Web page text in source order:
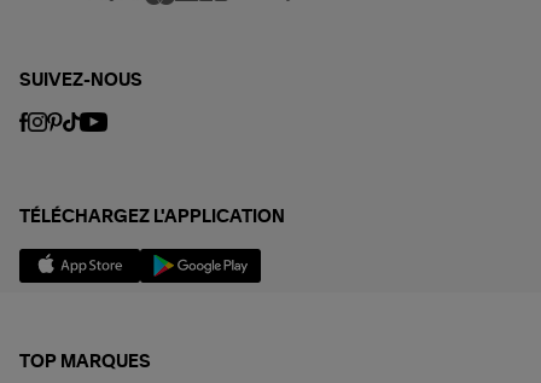
SUIVEZ-NOUS
TÉLÉCHARGEZ L'APPLICATION
TOP MARQUES